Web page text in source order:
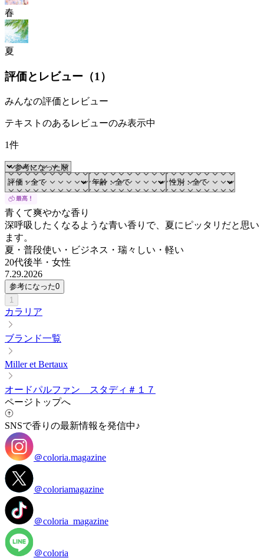
春
夏
評価とレビュー（1 ）
みんなの評価とレビュー
テキストのあるレビューのみ表示中
1件
青くて爽やかな香り
深呼吸したくなるような青い香りで、夏にピッタリだと思い
ます。
夏・普段使い・ビジネス・瑞々しい・軽い
20代後半 ・ 女性
7.29.2026
参考になった0
1
カラリア
ブランド一覧
Miller et Bertaux
オードパルファン スタディ＃１７
ページトップへ
SNSで香りの最新情報を発信中♪
＠coloria.magazine
＠coloriamagazine
＠coloria_magazine
＠coloria